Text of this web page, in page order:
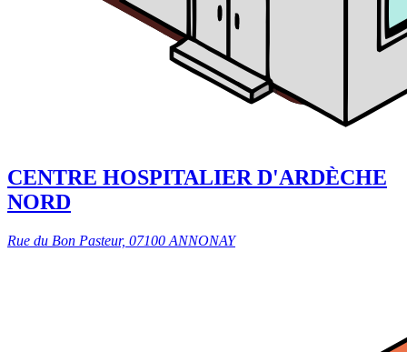
CENTRE HOSPITALIER D'ARDÈCHE
NORD
Rue du Bon Pasteur, 07100 ANNONAY